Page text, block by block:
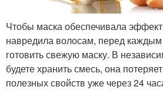
Чтобы маска обеспечивала
навредила волосам, перед
готовить свежую маску. В
будете хранить смесь, она
полезных свойств уже через 24